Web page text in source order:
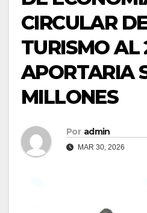
CIRCULAR
TURISMO AL
APORTARIA
MILLONES
Por admin
MAR 30, 2026